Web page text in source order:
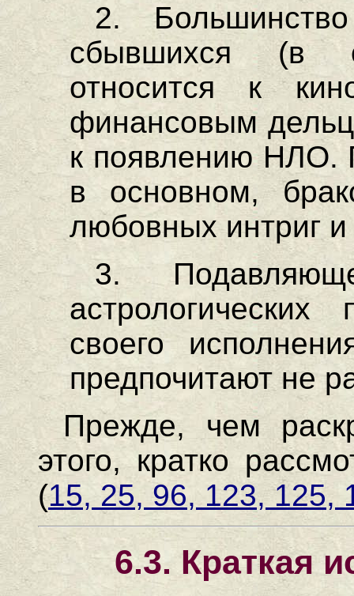
2.
сбывшихся (в
относится к
финансовым
к появлению НЛО.
в основном,
любовных интриг и
3.
своего
предпочитают не
Прежде, чем
этого, кратко
(15, 25, 96, 123, 125,
6.3. Краткая